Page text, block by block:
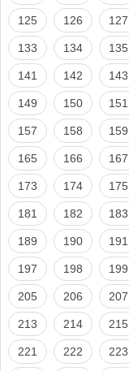
125 126 127
133 134 135
141 142 143
149 150 151
157 158 159
165 166 167
173 174 175
181 182 183
189 190 191
197 198 199
205 206 207
213 214 215
221 222 223